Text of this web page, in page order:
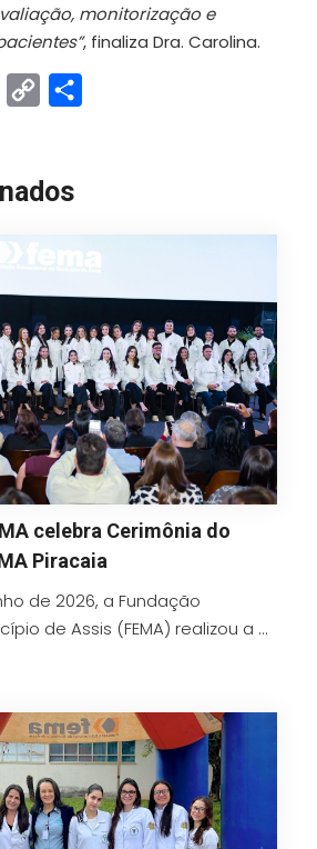
monitorização e
, finaliza Dra. Carolina.
LinkedIn
Copy
celebra Cerimônia do
Piracaia
de 2026, a Fundação
de Assis (FEMA) realizou a ...